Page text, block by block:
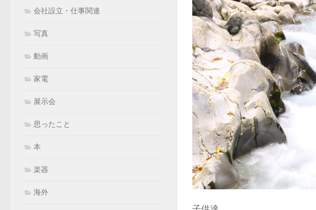
会社設立・仕事関連
写真
動画
家電
展示会
思ったこと
本
楽器
海外